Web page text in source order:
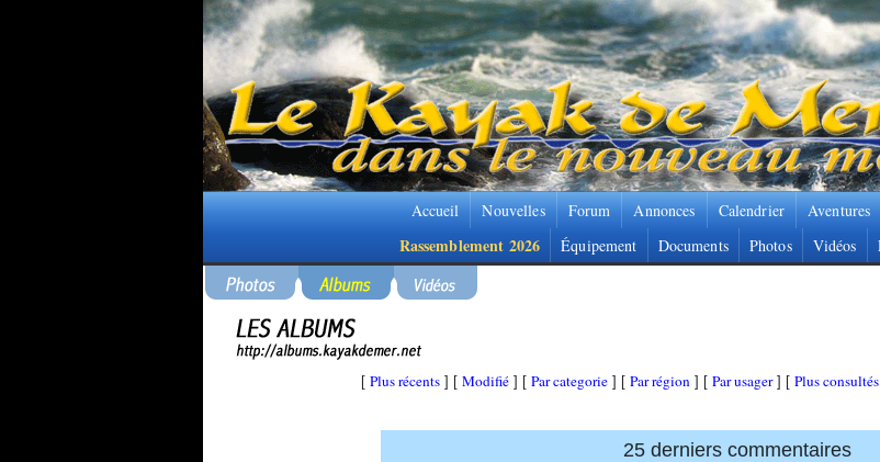
Accueil Nouvelles Forum Annonces Calendrier Aventures
Rassemblement 2026 Équipement Documents Photos Vidéos
[ Plus récents ] [ Modifié ] [ Par categorie ] [ Par région ] [ Par usager] [ Plus consultés
25 derniers commentaires